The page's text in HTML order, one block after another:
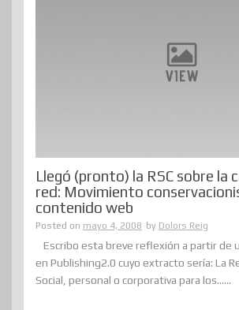
Llegó (pronto) la RSC sobre la
red: Movimiento
contenido web
Posted on mayo 4, 2008 by Dolors Reig
Escribo esta breve reflexión a partir de
en Publishing2.0 cuyo extracto sería: La
Social, personal o corporativa para los......